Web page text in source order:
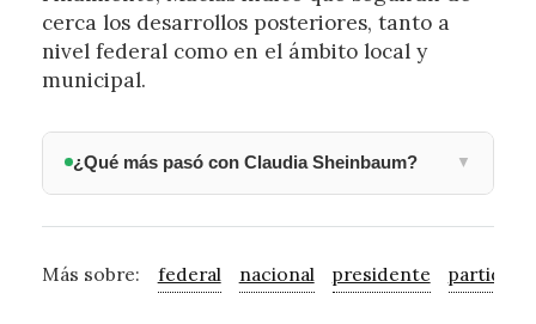
cerca los desarrollos posteriores, tanto a
nivel federal como en el ámbito local y
municipal.
¿Qué más pasó con Claudia Sheinbaum? ▼
Más sobre: federal nacional presidente partido